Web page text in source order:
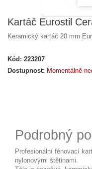
Kartáč Eurostil
Keramický kartáč 20 mm
Kód: 223207
Dostupnost: Momentálně
Podrobný
Profesionální fénovací
nylonovými štětinami.